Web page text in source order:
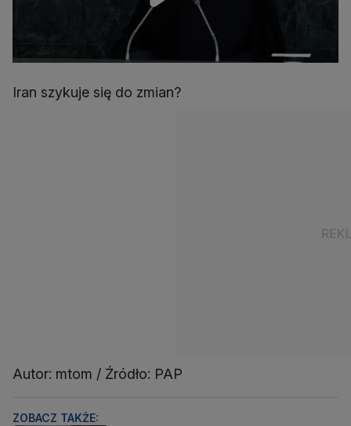
Iran szykuje się do zmian?
Autor: mtom / Źródło: PAP
ZOBACZ TAKŻE: